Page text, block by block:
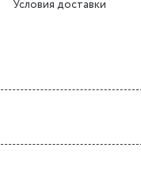
Условия доставки